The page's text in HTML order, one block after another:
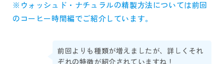
※ウォッシュド・ナチュラルの精製方法については前回
のコーヒー時間編でご紹介しています。
前回よりも種類が増えましたが、詳しくそれ
ぞれの特徴が紹介されていますね！